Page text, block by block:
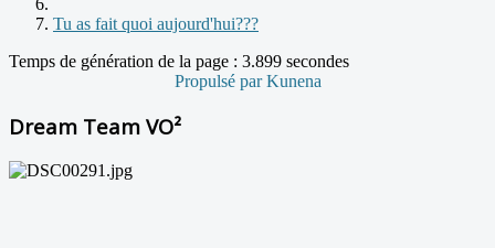
Tu as fait quoi aujourd'hui???
Temps de génération de la page : 3.899 secondes
Propulsé parKunena
Dream Team VO²